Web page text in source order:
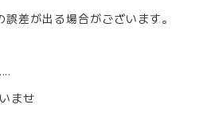
差が出る場合がございます。
いませ